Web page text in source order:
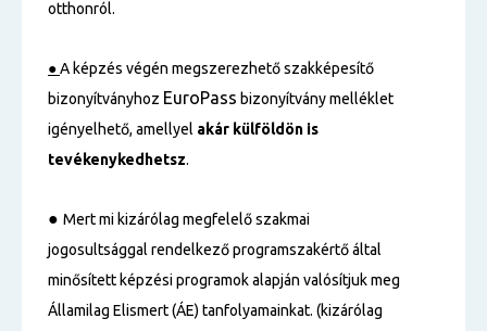
otthonról.
●A képzés végén megszerezhető szakképesítő
bizonyítványhoz EuroPass bizonyítvány melléklet
igényelhető, amellyel akár külföldön is
tevékenykedhetsz.
● Mert mi kizárólag megfelelő szakmai
jogosultsággal rendelkező programszakértő által
minősített képzési programok alapján valósítjuk meg
Államilag Elismert (ÁE) tanfolyamainkat. (kizárólag